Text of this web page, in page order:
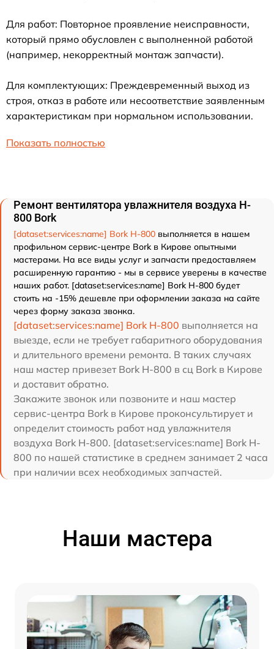
Для работ: Повторное проявление неисправности,
который прямо обусловлен с выполненной работой
(например, некорректный монтаж запчасти).
Для комплектующих: Преждевременный выход из
строя, отказ в работе или несоответствие заявленным
характеристикам при нормальном использовании.
Показать полностью
Ремонт вентилятора увлажнителя воздуха H-
800 Bork
[dataset:services:name] Bork H-800 выполняется в нашем
профильном сервис-центре Bork в Кирове опытными
мастерами. На все виды услуг и запчасти предоставляем
расширенную гарантию - мы в сервисе уверены в качестве
наших работ. [dataset:services:name] Bork H-800 будет
стоить на -15% дешевле при оформлении заказа на сайте
через форму заказа звонка.
[dataset:services:name] Bork H-800 выполняется на
выезде, если не требует габаритного оборудования
и длительного времени ремонта. В таких случаях
наш мастер привезет Bork H-800 в сц Bork в Кирове
и доставит обратно.
Закажите звонок или позвоните и наш мастер
сервис-центра Bork в Кирове проконсультирует и
определит стоимость работ над увлажнителя
воздуха Bork H-800. [dataset:services:name] Bork H-
800 по нашей статистике в среднем занимает 2 часа
при наличии всех необходимых запчастей.
Наши мастера